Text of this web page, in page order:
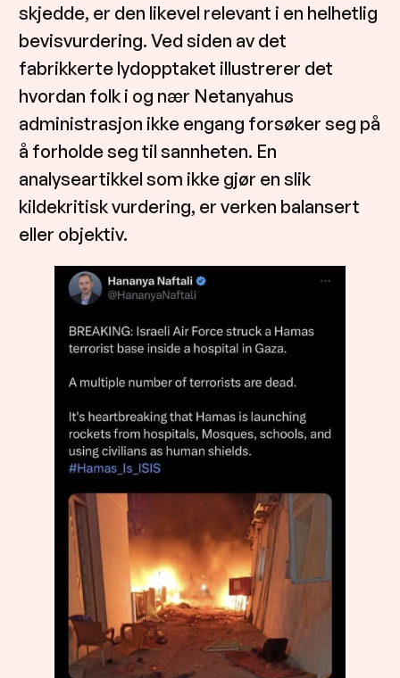
skjedde, er den likevel relevant i en helhetlig
bevisvurdering. Ved siden av det
fabrikkerte lydopptaket illustrerer det
hvordan folk i og nær Netanyahus
administrasjon ikke engang forsøker seg på
å forholde seg til sannheten. En
analyseartikkel som ikke gjør en slik
kildekritisk vurdering, er verken balansert
eller objektiv.